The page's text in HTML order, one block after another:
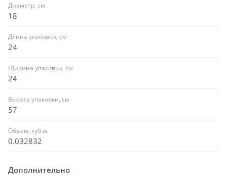
Диаметр, см
18
Длина упаковки, см
24
Ширина упаковки, см
24
Высота упаковки, см
57
Объем, куб.м.
0.032832
Дополнительно